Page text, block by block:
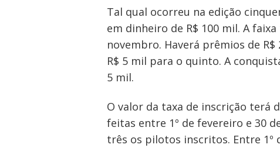
Tal qual ocorreu na edição
em dinheiro de R$ 100 mil. A
novembro. Haverá prêmios de
R$ 5 mil para o quinto. A
5 mil.
O valor da taxa de inscrição terá
feitas entre 1º de fevereiro e 30
três os pilotos inscritos. Entre 1º